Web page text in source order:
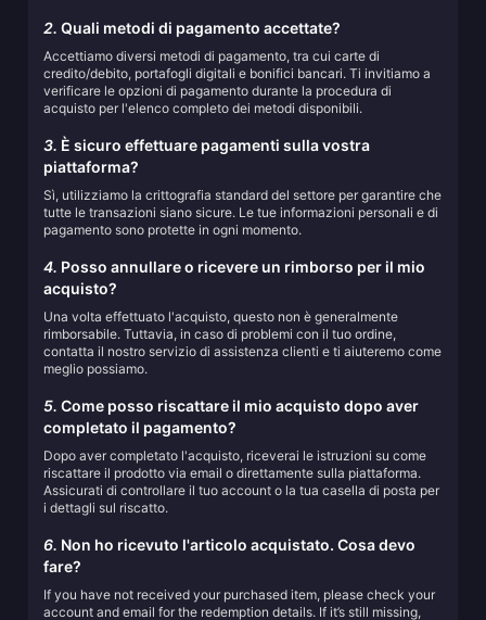
2. Quali metodi di pagamento accettate?
Accettiamo diversi metodi di pagamento, tra cui carte di
credito/debito, portafogli digitali e bonifici bancari. Ti invitiamo a
verificare le opzioni di pagamento durante la procedura di
acquisto per l'elenco completo dei metodi disponibili.
3. È sicuro effettuare pagamenti sulla vostra
piattaforma?
Sì, utilizziamo la crittografia standard del settore per garantire che
tutte le transazioni siano sicure. Le tue informazioni personali e di
pagamento sono protette in ogni momento.
4. Posso annullare o ricevere un rimborso per il mio
acquisto?
Una volta effettuato l'acquisto, questo non è generalmente
rimborsabile. Tuttavia, in caso di problemi con il tuo ordine,
contatta il nostro servizio di assistenza clienti e ti aiuteremo come
meglio possiamo.
5. Come posso riscattare il mio acquisto dopo aver
completato il pagamento?
Dopo aver completato l'acquisto, riceverai le istruzioni su come
riscattare il prodotto via email o direttamente sulla piattaforma.
Assicurati di controllare il tuo account o la tua casella di posta per
i dettagli sul riscatto.
6. Non ho ricevuto l'articolo acquistato. Cosa devo
fare?
If you have not received your purchased item, please check your
account and email for the redemption details. If it’s still missing,